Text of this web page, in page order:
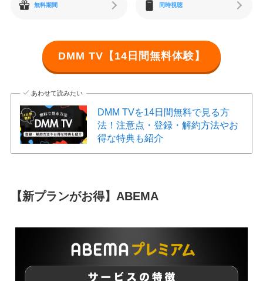
無料期間 同時視聴
DMM TV【14日間無料体験】
あわせて読みたい
DMM TVを14日間無料で見る方
法！注意点・登録・解約方法やお
得な特典も紹介
【新プランがお得】ABEMA